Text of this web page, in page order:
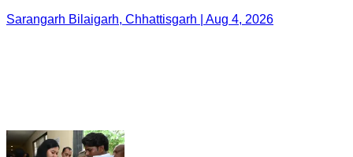
Sarangarh Bilaigarh, Chhattisgarh | Aug 4, 2026